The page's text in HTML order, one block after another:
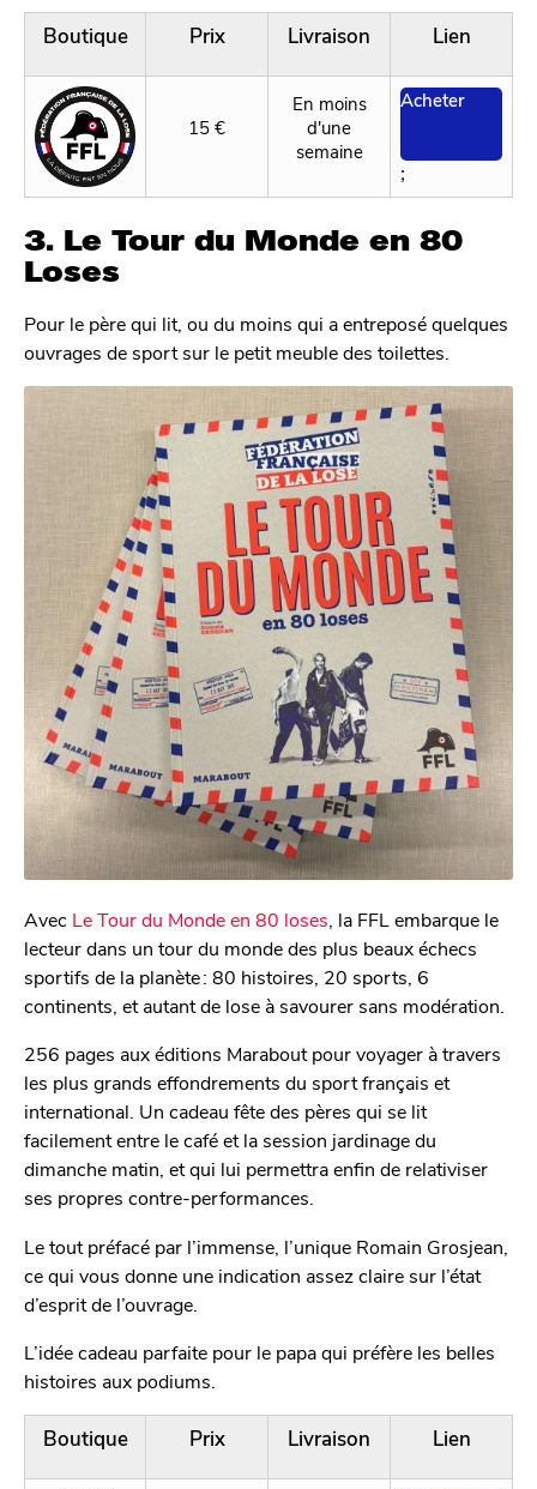
Boutique Prix Livraison Lien
15 €
En moins
d'une
semaine
Acheter
;
3. Le Tour du Monde en 80
Loses
Pour le père qui lit, ou du moins qui a entreposé quelques
ouvrages de sport sur le petit meuble des toilettes.
Avec Le Tour du Monde en 80 loses , la FFL embarque le
lecteur dans un tour du monde des plus beaux échecs
sportifs de la planète : 80 histoires, 20 sports, 6
continents, et autant de lose à savourer sans modération.
256 pages aux éditions Marabout pour voyager à travers
les plus grands effondrements du sport français et
international. Un cadeau fête des pères qui se lit
facilement entre le café et la session jardinage du
dimanche matin, et qui lui permettra enfin de relativiser
ses propres contre-performances.
Le tout préfacé par l’immense, l’unique Romain Grosjean,
ce qui vous donne une indication assez claire sur l’état
d’esprit de l’ouvrage.
L’idée cadeau parfaite pour le papa qui préfère les belles
histoires aux podiums.
Boutique Prix Livraison Lien